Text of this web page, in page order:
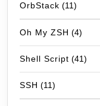
OrbStack (11)
Oh My ZSH (4)
Shell Script (41)
SSH (11)